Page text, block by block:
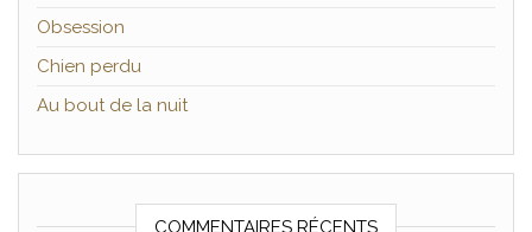
Obsession
Chien perdu
Au bout de la nuit
COMMENTAIRES RÉCENTS